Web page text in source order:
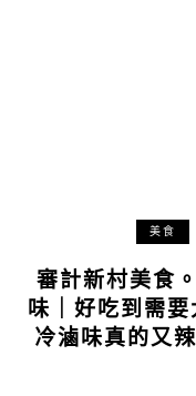
美食
審計新村美食
味｜好吃到需
冷滷味真的又